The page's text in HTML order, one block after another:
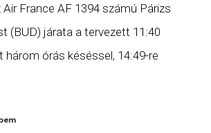
Air France AF 1394 számú Párizs
(BUD) járata a tervezett 11:40
három órás késéssel, 14:49-re